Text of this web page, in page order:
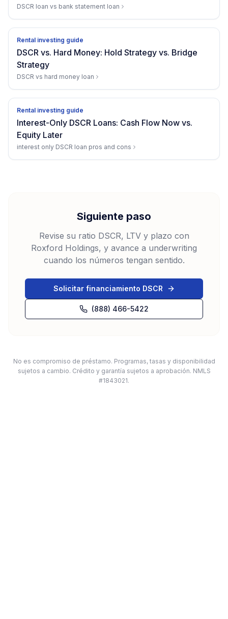
DSCR loan vs bank statement loan
Rental investing guide
DSCR vs. Hard Money: Hold Strategy vs. Bridge
Strategy
DSCR vs hard money loan
Rental investing guide
Interest-Only DSCR Loans: Cash Flow Now vs.
Equity Later
interest only DSCR loan pros and cons
Siguiente paso
Revise su ratio DSCR, LTV y plazo con
Roxford Holdings, y avance a underwriting
cuando los números tengan sentido.
Solicitar financiamiento DSCR
(888) 466-5422
No es compromiso de préstamo. Programas, tasas y disponibilidad
sujetos a cambio. Crédito y garantía sujetos a aprobación. NMLS
#1843021.